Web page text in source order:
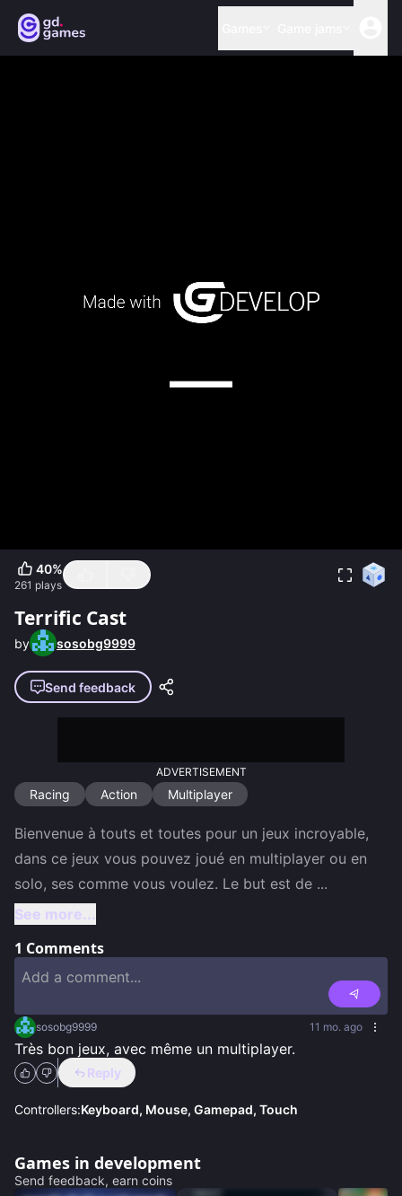
40%
261 plays
Terrific Cast
by sosobg9999
Send feedback
ADVERTISEMENT
Racing Action Multiplayer
Bienvenue à touts et toutes pour un jeux incroyable,
dans ce jeux vous pouvez joué en multiplayer ou en
solo, ses comme vous voulez. Le but est de ...
See more...
1 Comments
sosobg9999 11 mo. ago
Très bon jeux, avec même un multiplayer.
Reply
Controllers:Keyboard, Mouse, Gamepad, Touch
Games in development
Send feedback, earn coins